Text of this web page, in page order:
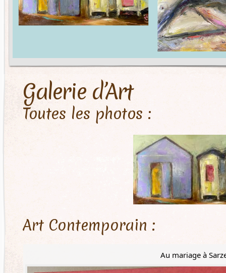
Galerie d’Art
Toutes les photos :
Art Contemporain :
Au mariage à